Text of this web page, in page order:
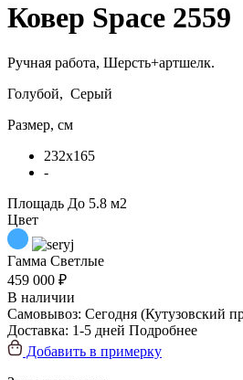
Ковер Space 2559
Ручная работа, Шерсть+артшелк.
Голубой, Серый
Размер, см
232x165
-
Площадь До 5.8 м2
Цвет
Гамма Светлые
459 000 ₽
В наличии
Самовывоз: Сегодня (Кутузовский
Доставка: 1-5 дней Подробнее
Добавить в примерку